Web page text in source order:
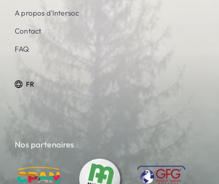
A propos d'Intersoc
Contact
FAQ
FR
Nos partenaires